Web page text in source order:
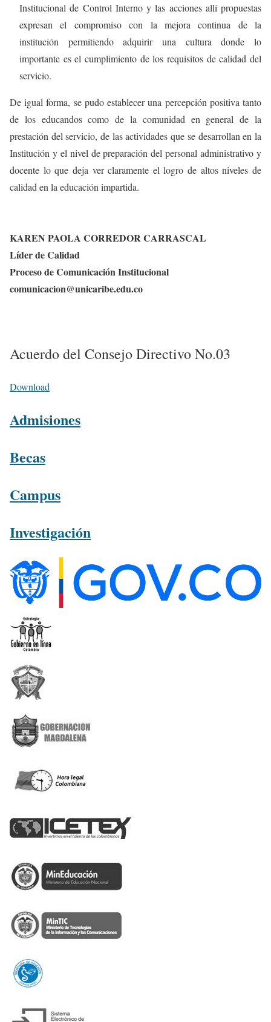
Institucional de Control Interno y las acciones allí propuestas
expresan el compromiso con la mejora continua de la
institución permitiendo adquirir una cultura donde lo
importante es el cumplimiento de los requisitos de calidad del
servicio.
De igual forma, se pudo establecer una percepción positiva tanto
de los educandos como de la comunidad en general de la
prestación del servicio, de las actividades que se desarrollan en la
Institución y el nivel de preparación del personal administrativo y
docente lo que deja ver claramente el logro de altos niveles de
calidad en la educación impartida.
KAREN PAOLA CORREDOR CARRASCAL
Líder de Calidad
Proceso de Comunicación Institucional
comunicacion@unicaribe.edu.co
Acuerdo del Consejo Directivo No.03
Download
Admisiones
Becas
Campus
Investigación